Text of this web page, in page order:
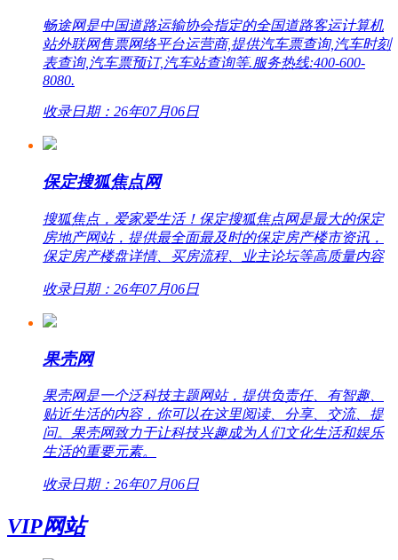
畅途网是中国道路运输协会指定的全国道路客运计算机
站外联网售票网络平台运营商,提供汽车票查询,汽车时刻
表查询,汽车票预订,汽车站查询等.服务热线:400-600-
8080.
收录日期：26年07月06日
保定搜狐焦点网
搜狐焦点，爱家爱生活！保定搜狐焦点网是最大的保定
房地产网站，提供最全面最及时的保定房产楼市资讯，
保定房产楼盘详情、买房流程、业主论坛等高质量内容
收录日期：26年07月06日
果壳网
果壳网是一个泛科技主题网站，提供负责任、有智趣、
贴近生活的内容，你可以在这里阅读、分享、交流、提
问。果壳网致力于让科技兴趣成为人们文化生活和娱乐
生活的重要元素。
收录日期：26年07月06日
VIP网站